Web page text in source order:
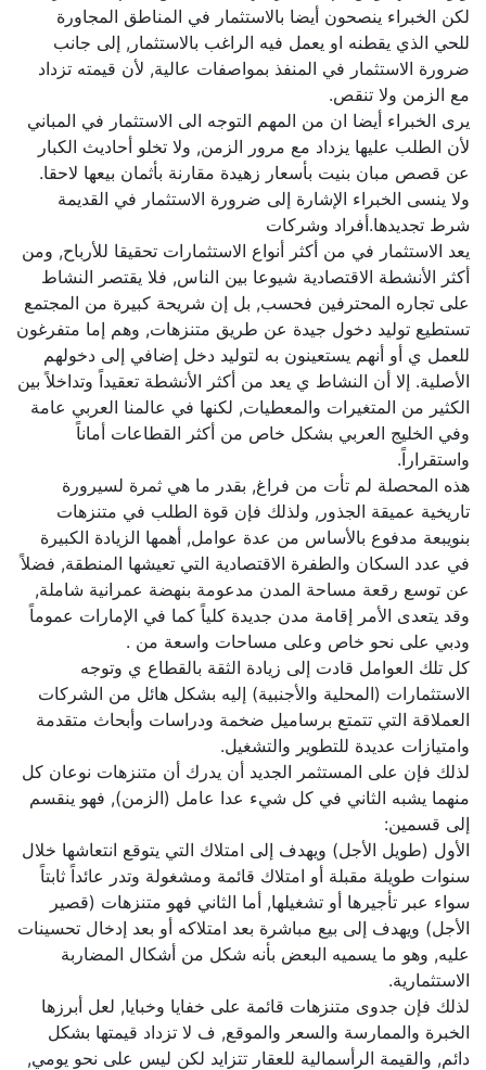
لكن الخبراء ينصحون أيضا بالاستثمار في المناطق المجاورة
للحي الذي يقطنه او يعمل فيه الراغب بالاستثمار, إلى جانب
ضرورة الاستثمار في المنفذ بمواصفات عالية, لأن قيمته تزداد
مع الزمن ولا تنقص.
يرى الخبراء أيضا ان من المهم التوجه الى الاستثمار في المباني
لأن الطلب عليها يزداد مع مرور الزمن, ولا تخلو أحاديث الكبار
عن قصص مبان بنيت بأسعار زهيدة مقارنة بأثمان بيعها لاحقا.
ولا ينسى الخبراء الإشارة إلى ضرورة الاستثمار في القديمة
شرط تجديدها.أفراد وشركات
يعد الاستثمار في من أكثر أنواع الاستثمارات تحقيقا للأرباح, ومن
أكثر الأنشطة الاقتصادية شيوعا بين الناس, فلا يقتصر النشاط
على تجاره المحترفين فحسب, بل إن شريحة كبيرة من المجتمع
تستطيع توليد دخول جيدة عن طريق متنزهات, وهم إما متفرغون
للعمل ي أو أنهم يستعينون به لتوليد دخل إضافي إلى دخولهم
الأصلية. إلا أن النشاط ي يعد من أكثر الأنشطة تعقيداً وتداخلاً بين
الكثير من المتغيرات والمعطيات, لكنها في عالمنا العربي عامة
وفي الخليج العربي بشكل خاص من أكثر القطاعات أماناً
واستقراراً.
هذه المحصلة لم تأت من فراغ, بقدر ما هي ثمرة لسيرورة
تاريخية عميقة الجذور, ولذلك فإن قوة الطلب في متنزهات
بنويبعة مدفوع بالأساس من عدة عوامل, أهمها الزيادة الكبيرة
في عدد السكان والطفرة الاقتصادية التي تعيشها المنطقة, فضلاً
عن توسع رقعة مساحة المدن مدعومة بنهضة عمرانية شاملة,
وقد يتعدى الأمر إقامة مدن جديدة كلياً كما في الإمارات عموماً
ودبي على نحو خاص وعلى مساحات واسعة من .
كل تلك العوامل قادت إلى زيادة الثقة بالقطاع ي وتوجه
الاستثمارات (المحلية والأجنبية) إليه بشكل هائل من الشركات
العملاقة التي تتمتع برساميل ضخمة ودراسات وأبحاث متقدمة
وامتيازات عديدة للتطوير والتشغيل.
لذلك فإن على المستثمر الجديد أن يدرك أن متنزهات نوعان كل
منهما يشبه الثاني في كل شيء عدا عامل (الزمن), فهو ينقسم
إلى قسمين:
الأول (طويل الأجل) ويهدف إلى امتلاك التي يتوقع انتعاشها خلال
سنوات طويلة مقبلة أو امتلاك قائمة ومشغولة وتدر عائداً ثابتاً
سواء عبر تأجيرها أو تشغيلها, أما الثاني فهو متنزهات (قصير
الأجل) ويهدف إلى بيع مباشرة بعد امتلاكه أو بعد إدخال تحسينات
عليه, وهو ما يسميه البعض بأنه شكل من أشكال المضاربة
الاستثمارية.
لذلك فإن جدوى متنزهات قائمة على خفايا وخبايا, لعل أبرزها
الخبرة والممارسة والسعر والموقع, ف لا تزداد قيمتها بشكل
دائم, والقيمة الرأسمالية للعقار تتزايد لكن ليس على نحو يومي,